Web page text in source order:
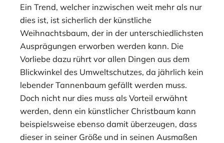
Ein Trend, welcher inzwischen weit mehr als nur
dies ist, ist sicherlich der künstliche
Weihnachtsbaum, der in der unterschiedlichsten
Ausprägungen erworben werden kann. Die
Vorliebe dazu rührt vor allen Dingen aus dem
Blickwinkel des Umweltschutzes, da jährlich kein
lebender Tannenbaum gefällt werden muss.
Doch nicht nur dies muss als Vorteil erwähnt
werden, denn ein künstlicher Christbaum kann
beispielsweise ebenso damit überzeugen, dass
dieser in seiner Größe und in seinen Ausmaßen